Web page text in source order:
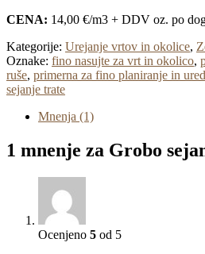
CENA: 14,00 €/m3 + DDV oz. po
Kategorije: Urejanje vrtov in okolice,
Oznake: fino nasujte za vrt in okolico,
ruše, primerna za fino planiranje in
sejanje trate
Mnenja (1)
1 mnenje za Grobo
Ocenjeno 5 od 5